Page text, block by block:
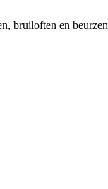
bruiloften en